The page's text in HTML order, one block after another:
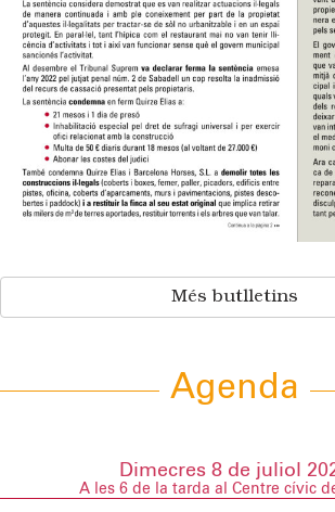
Més butlletins
Agenda
Dimecres 8 de juliol
A les 6 de la tarda al Centre cívic